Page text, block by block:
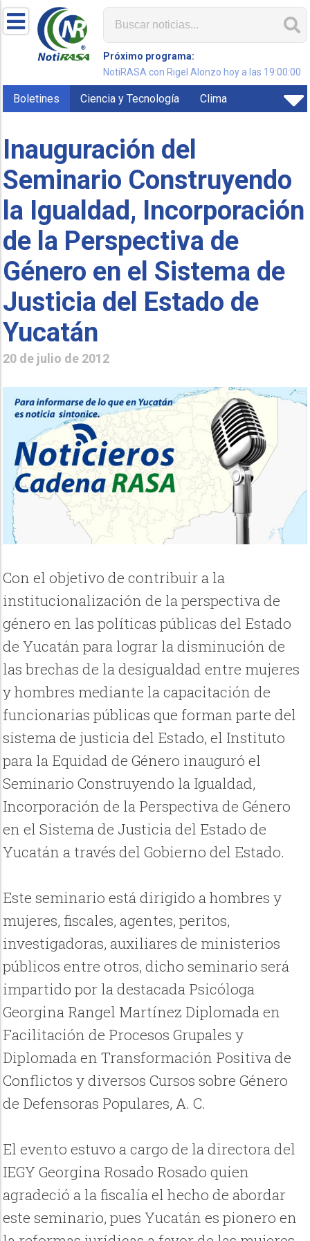
Próximo programa:
NotiRASA con Rigel Alonzo hoy a las 19:00:00
Boletines Ciencia y Tecnología Clima
Inauguración del
Seminario Construyendo
la Igualdad, Incorporación
de la Perspectiva de
Género en el Sistema de
Justicia del Estado de
Yucatán
20 de julio de 2012
Con el objetivo de contribuir a la
institucionalización de la perspectiva de
género en las políticas públicas del Estado
de Yucatán para lograr la disminución de
las brechas de la desigualdad entre mujeres
y hombres mediante la capacitación de
funcionarias públicas que forman parte del
sistema de justicia del Estado, el Instituto
para la Equidad de Género inauguró el
Seminario Construyendo la Igualdad,
Incorporación de la Perspectiva de Género
en el Sistema de Justicia del Estado de
Yucatán a través del Gobierno del Estado.
Este seminario está dirigido a hombres y
mujeres, fiscales, agentes, peritos,
investigadoras, auxiliares de ministerios
públicos entre otros, dicho seminario será
impartido por la destacada Psicóloga
Georgina Rangel Martínez Diplomada en
Facilitación de Procesos Grupales y
Diplomada en Transformación Positiva de
Conflictos y diversos Cursos sobre Género
de Defensoras Populares, A. C.
El evento estuvo a cargo de la directora del
IEGY Georgina Rosado Rosado quien
agradeció a la fiscalía el hecho de abordar
este seminario, pues Yucatán es pionero en